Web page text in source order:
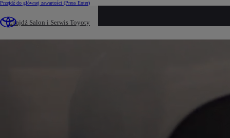
Przejdź do głównej zawartości (Press Enter)
Znajdź Salon i Serwis Toyoty